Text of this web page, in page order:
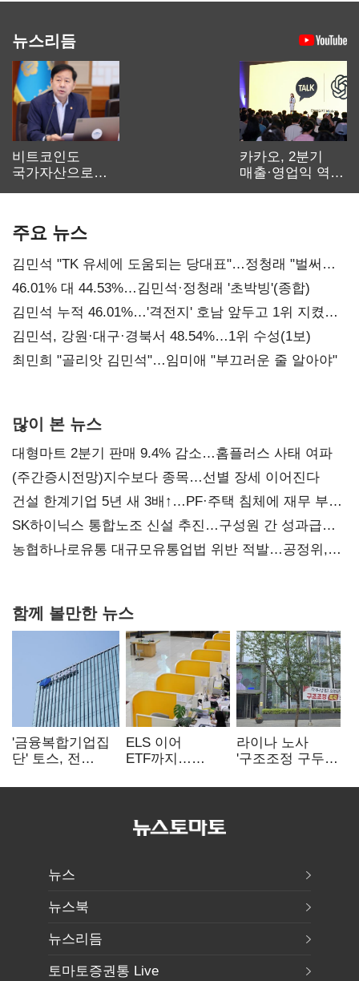
뉴스리듬
비트코인도
국가자산으로…'
카카오, 2분기
매출·영업익 역대
주요 뉴스
김민석 "TK 유세에 도움되는 당대표"…정청래 "벌써
대표된 양 당직 배분"
46.01% 대 44.53%…김민석·정청래 '초박빙'(종합)
김민석 누적 46.01%…'격전지' 호남 앞두고 1위 지켰다
(2보)
김민석, 강원·대구·경북서 48.54%…1위 수성(1보)
최민희 "골리앗 김민석"…임미애 "부끄러운 줄 알아야"
많이 본 뉴스
대형마트 2분기 판매 9.4% 감소…홈플러스 사태 여파
(주간증시전망)지수보다 종목…선별 장세 이어진다
건설 한계기업 5년 새 3배↑…PF·주택 침체에 재무 부담
확대
SK하이닉스 통합노조 신설 추진…구성원 간 성과급
불만 확산
농협하나로유통 대규모유통업법 위반 적발…공정위,
함께 볼만한 뉴스
'금융복합기업집
단' 토스, 전
표준화
ELS 이어
ETF까지…
제동 걸린 은행
라이나 노사
'구조조정 구두
뉴스
뉴스북
뉴스리듬
토마토증권통 Live